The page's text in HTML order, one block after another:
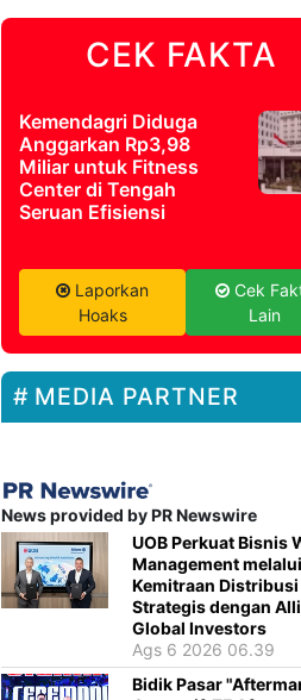
CEK FAKTA
Kemendagri Diduga
Anggarkan Rp3,98
Miliar untuk Fitness
Center di Tengah
Seruan Efisiensi
Laporkan
Hoaks
Cek
Lain
MEDIA PARTNER
News provided by PR Newswire
UOB Perkuat Bisnis
Management melalui
Kemitraan Distribusi
Strategis dengan
Global Investors
Ags 6 2026 06.39
Bidik Pasar